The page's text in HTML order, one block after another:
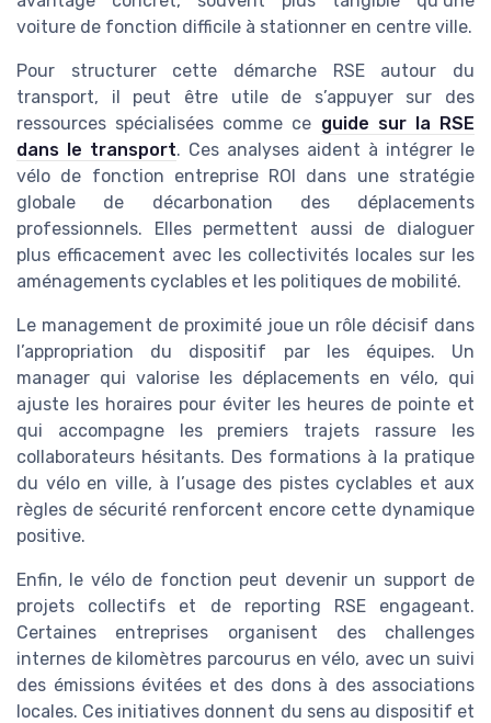
voiture de fonction difficile à stationner en centre ville.
Pour structurer cette démarche RSE autour du
transport, il peut être utile de s’appuyer sur des
ressources spécialisées comme ce guide sur la RSE
dans le transport. Ces analyses aident à intégrer le
vélo de fonction entreprise ROI dans une stratégie
globale de décarbonation des déplacements
professionnels. Elles permettent aussi de dialoguer
plus efficacement avec les collectivités locales sur les
aménagements cyclables et les politiques de mobilité.
Le management de proximité joue un rôle décisif dans
l’appropriation du dispositif par les équipes. Un
manager qui valorise les déplacements en vélo, qui
ajuste les horaires pour éviter les heures de pointe et
qui accompagne les premiers trajets rassure les
collaborateurs hésitants. Des formations à la pratique
du vélo en ville, à l’usage des pistes cyclables et aux
règles de sécurité renforcent encore cette dynamique
positive.
Enfin, le vélo de fonction peut devenir un support de
projets collectifs et de reporting RSE engageant.
Certaines entreprises organisent des challenges
internes de kilomètres parcourus en vélo, avec un suivi
des émissions évitées et des dons à des associations
locales. Ces initiatives donnent du sens au dispositif et